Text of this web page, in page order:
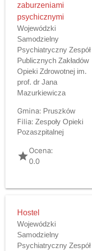
zaburzeniami
psychicznymi
Wojewódzki
Samodzielny
Psychiatryczny Zespół
Publicznych Zakładów
Opieki Zdrowotnej im.
prof. dr Jana
Mazurkiewicza
Gmina: Pruszków
Filia: Zespoły Opieki
Pozaszpitalnej
gradeOcena:
0.0
Hostel
Wojewódzki
Samodzielny
Psychiatryczny Zespół